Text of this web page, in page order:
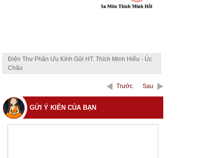
Điện Thư Phân Ưu Kính Gửi HT. Thích Minh Hiếu - Úc
Châu
Trước Sau
GỬI Ý KIẾN CỦA BẠN